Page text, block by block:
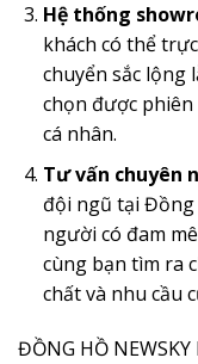
Hệ thống
khách có thể
chuyển sắc lộng
chọn được
cá nhân.
Tư vấn chuyên
đội ngũ tại
người có đam
cùng bạn tìm ra
chất và nhu cầu
ĐỒNG HỒ